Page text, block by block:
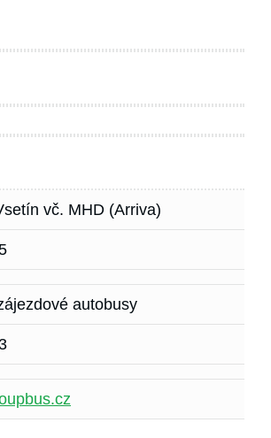
vč. MHD (Arriva)
autobusy